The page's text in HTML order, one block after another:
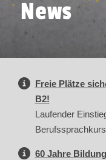
News
Freie Plätze
B2!
Laufender
60 Jahre